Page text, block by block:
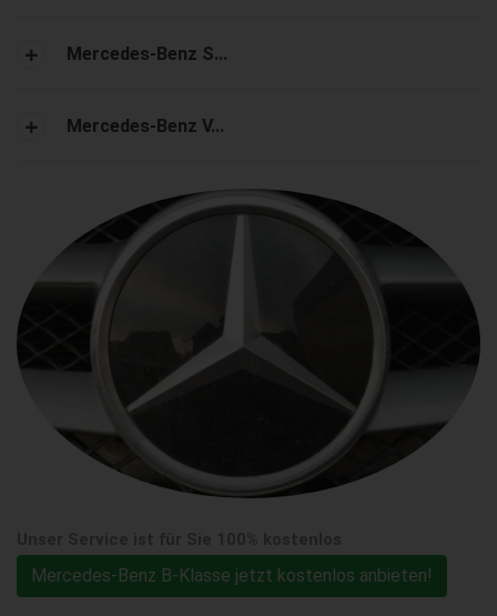
Mercedes-Benz S...
Mercedes-Benz V...
Mercedes-Benz B-Klasse jetzt kostenlos anbieten!